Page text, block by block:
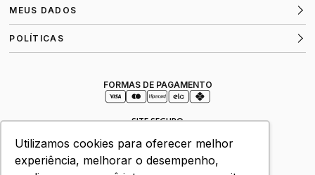
Utilizamos cookies para oferecer melhor
experiência, melhorar o desempenho,
MEUS DADOS
POLÍTICAS
FORMAS DE PAGAMENTO
SITE SEGURO